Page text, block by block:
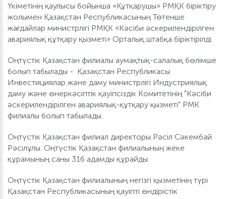
Үкіметінің қаулысы бойынша «Құтқарушы» РМҚК біріктіру
жолымен Қазақстан Республикасының Төтенше
жағдайлар министрлігі РМҚК «Кәсіби әскерилендірілген
авариялық құтқару қызметі» Орталық штабқа біріктірілді.
Оңтүстік Қазақстан филиалы аумақтық-салалық бөлімше
болып табылады - Қазақстан Республикасы
Инвестициялар және даму министрлігі Индустриялық
даму және өнеркәсіптік қауіпсіздік Комитетінің "Кәсіби
әскерилендірілген авариялық-құтқару қызметі" РМК
филиалы болып табылады.
Оңтүстік Қазақстан филиал директоры Рәсіл Сәкембай
Рәсілұлы. Оңтүстік Қазақстан филиалының жеке
құрамының саны 316 адамды құрайды.
Оңтүстік Қазақстан филиалының негізгі қызметінің түрі
Қазақстан Республикасының қауіпті өндірістік